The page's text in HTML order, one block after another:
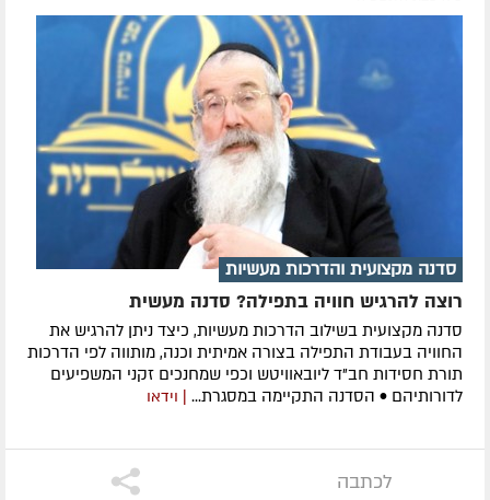
סדנה מקצועית והדרכות מעשיות
רוצה להרגיש חוויה בתפילה? סדנה מעשית
סדנה מקצועית בשילוב הדרכות מעשיות, כיצד ניתן להרגיש את
החוויה בעבודת התפילה בצורה אמיתית וכנה, מותווה לפי הדרכות
תורת חסידות חב"ד ליובאוויטש וכפי שמחנכים זקני המשפיעים
לדורותיהם • הסדנה התקיימה במסגרת...
| וידאו
לכתבה